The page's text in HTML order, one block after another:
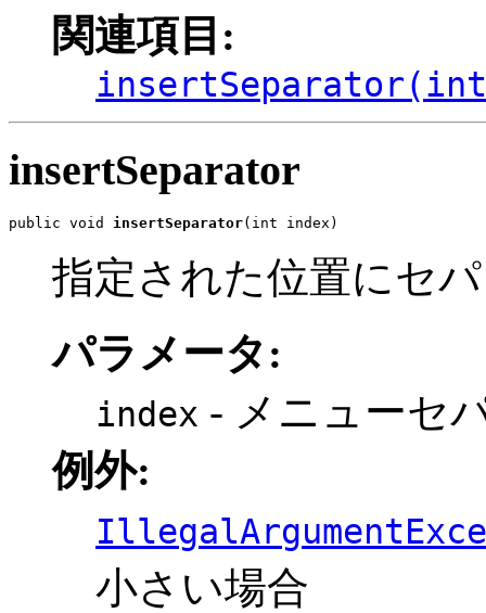
関連項目:
insertSeparator
public void insertSeparator(int index)
指定された位置にセ
パラメータ:
index - メニューセ
例外:
小さい場合